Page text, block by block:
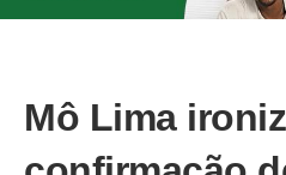
Mô Lima